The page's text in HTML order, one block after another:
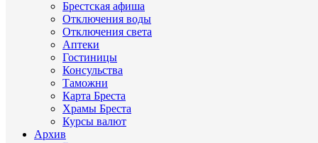
Брестская афиша
Отключения воды
Отключения света
Аптеки
Гостиницы
Консульства
Таможни
Карта Бреста
Храмы Бреста
Курсы валют
Архив